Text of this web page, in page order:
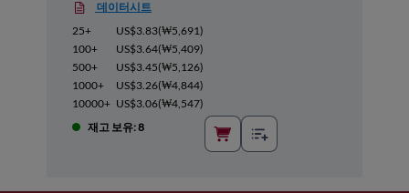
데이터시트
25+
US$3.83(₩5,691)
100+
US$3.64(₩5,409)
500+
US$3.45(₩5,126)
1000+
US$3.26(₩4,844)
10000+ US$3.06(₩4,547)
재고 보유: 8